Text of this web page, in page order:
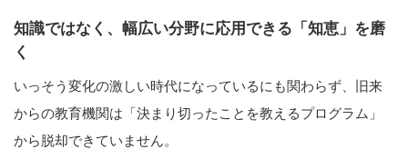
知識ではなく、幅広い分野に応用できる「知恵」を磨
く
いっそう変化の激しい時代になっているにも関わらず、旧来
からの教育機関は「決まり切ったことを教えるプログラム」
から脱却できていません。